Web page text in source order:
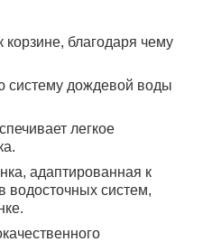
корзине, благодаря чему
дождевой воды
легкое
адаптированная к
водосточных систем,